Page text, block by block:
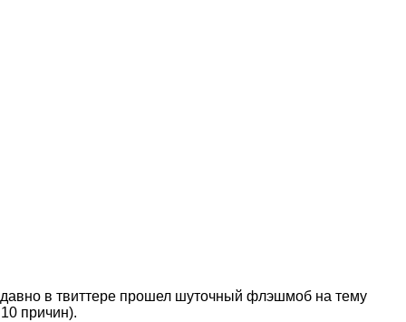
в твиттере прошел шуточный флэшмоб на тему
причин).